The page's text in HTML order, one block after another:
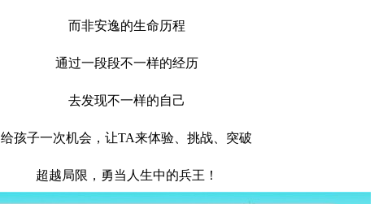
而非安逸的生命历程
通过一段段不一样的经历
去发现不一样的自己
给孩子一次机会，让TA来体验、挑战、突破
超越局限，勇当人生中的兵王！